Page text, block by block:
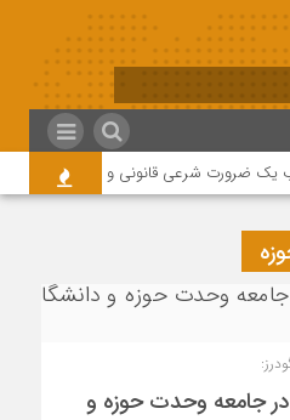
یک ضرورت شرعی قانونی و همه در این
جامعه وحدت حوزه و